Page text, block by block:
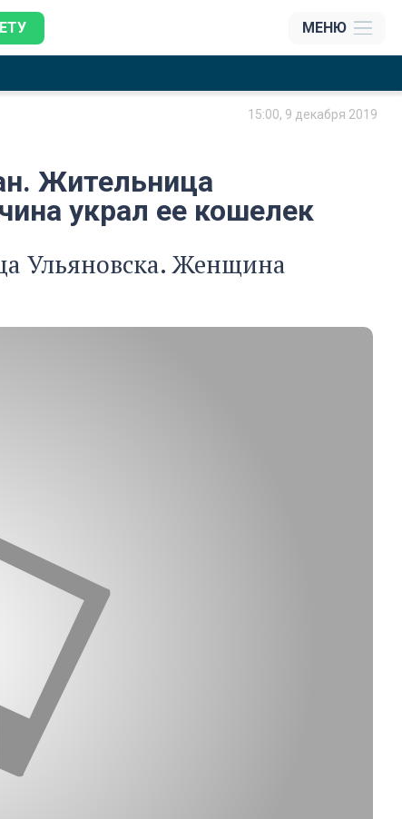
МЕНЮ
15:00, 9 декабря 2019
Жительница
украл ее кошелек
Ульяновска. Женщина